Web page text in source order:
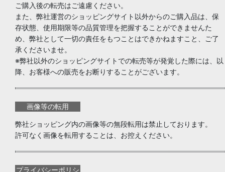
ご購入後の転売はご遠慮ください。
また、弊社運営のショッピングサイト以外からのご購入品は、保
存状態、使用期限等の品質管理を把握することができませんた
め、弊社として一切の責任をもつことはできかねますこと、ご了
承くださいませ。
※弊社以外のショッピングサイトでの転売等が発覚した際には、以
降、お客様への販売をお断りすることがございます。
画像等の転用
弊社ショッピング内の画像等の無段転用は禁止しております。
許可なく画像を転用することは、お控えください。
プライバシーポリシ